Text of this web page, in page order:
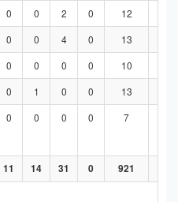
0 0 2 0 12
0 0 4 0 13
0 0 0 0 10
0 1 0 0 13
0 0 0 0 7
11 14 31 0 921